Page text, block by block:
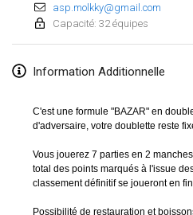
Maintenu parMölkk Your World
Afficher
asp.molkky@gmail.com
Capacité: 32 équipes
Information Additionnelle
C'est une formule "BAZAR" en
d'adversaire, votre doublette reste
Vous jouerez 7 parties en 2
total des points marqués à l'issue
classement définitif se joueront en
Possibilité de restauration et
février 2020
1 févr. 2020|Belgique
Möl'Krêpes
1 févr. 2020|France
Liekki Cup
1 févr. 2020|Finlande
Montrant 166 tournois